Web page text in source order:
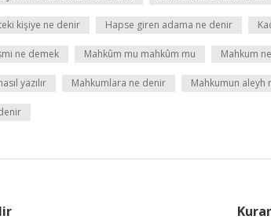
kişiye ne denir Hapse giren adama ne denir
ne demek Mahkûm mu mahkûm mu Mahkum
yazılır Mahkumlara ne denir Mahkumun aleyh